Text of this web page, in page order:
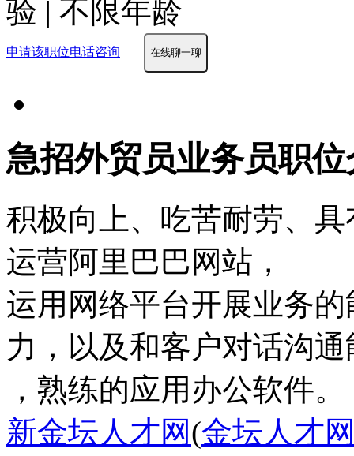
验 | 不限年龄
申请该职位电话咨询 在线聊一聊
急招外贸员业务员职
积极向上、吃苦耐劳、
运营阿里巴巴网站，
运用网络平台开展业务
力，以及和客户对话沟通
，熟练的应用办公软件。
新金坛人才网(金坛人才